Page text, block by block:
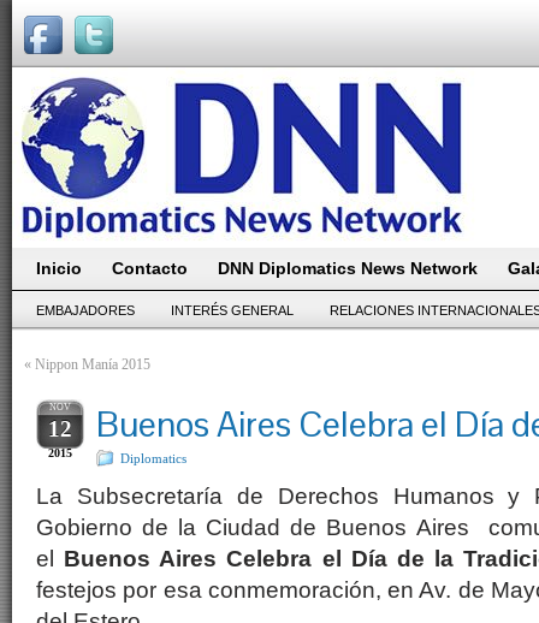
Inicio Contacto DNN Diplomatics News Network
EMBAJADORES INTERÉS GENERAL RELACIONES
« Nippon Manía 2015
NOV
12
2015
Buenos Aires Celebra el Día
Diplomatics
La Subsecretaría de Derechos Humanos y
Gobierno de la Ciudad de Buenos Aires
el Buenos Aires Celebra el Día de la
festejos por esa conmemoración, en Av. de